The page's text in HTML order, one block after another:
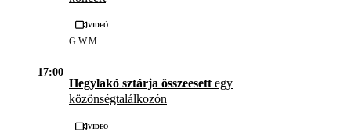
Videó
G.W.M
17:00
Hegylakó sztárja összeesett egy
közönségtalálkozón
Videó